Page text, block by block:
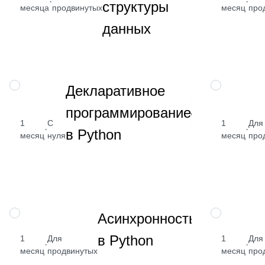
месяца продвинутыхструктуры
данных
месяц
НАВЫК
1
месяц
·
С
нуля
Декларативное
программирование
в Python
Изучите
декларативного
программирования
НАВЫК
1
месяц
·
Для
НАВЫК
1
месяц
·
Для
продвинутых
Асинхронность
в Python
Научитесь
архитектуру
асинхронных
₽
НАВЫК
1
месяц
·
Для